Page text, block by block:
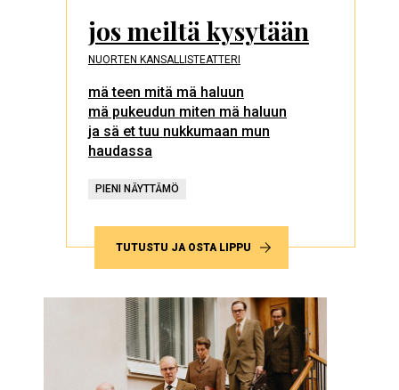
jos meiltä kysytään
NUORTEN KANSALLISTEATTERI
mä teen mitä mä haluun
mä pukeudun miten mä haluun
ja sä et tuu nukkumaan mun
haudassa
PIENI NÄYTTÄMÖ
TUTUSTU JA OSTA LIPPU